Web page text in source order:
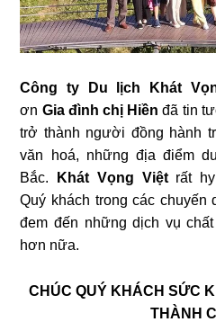
Công ty Du lịch Khát
ơn Gia đình chị Hiềnđã tin
trở thành người đồng hành
văn hoá, những địa điểm
Bắc.
Khát Vọng Việtrất hy
Quý khách trong các chuyến
đem đến những dịch vụ
hơn nữa.
CHÚC QUÝ KHÁCH SỨC
THÀNH